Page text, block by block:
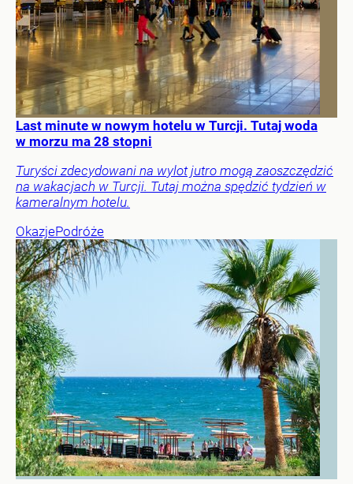
Last minute w nowym hotelu w Turcji. Tutaj woda
w morzu ma 28 stopni
Turyści zdecydowani na wylot jutro mogą zaoszczędzić
na wakacjach w Turcji. Tutaj można spędzić tydzień w
kameralnym hotelu.
OkazjePodróże